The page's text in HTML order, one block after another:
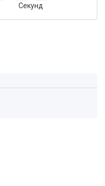
Секунд